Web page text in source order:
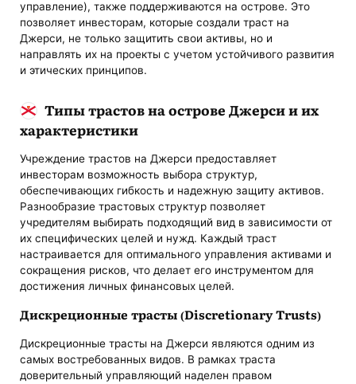
управление), также поддерживаются на острове. Это
позволяет инвесторам, которые создали траст на
Джерси, не только защитить свои активы, но и
направлять их на проекты с учетом устойчивого развития
и этических принципов.
Типы трастов на острове Джерси и их
характеристики
Учреждение трастов на Джерси предоставляет
инвесторам возможность выбора структур,
обеспечивающих гибкость и надежную защиту активов.
Разнообразие трастовых структур позволяет
учредителям выбирать подходящий вид в зависимости от
их специфических целей и нужд. Каждый траст
настраивается для оптимального управления активами и
сокращения рисков, что делает его инструментом для
достижения личных финансовых целей.
Дискреционные трасты (Discretionary Trusts)
Дискреционные трасты на Джерси являются одним из
самых востребованных видов. В рамках траста
доверительный управляющий наделен правом